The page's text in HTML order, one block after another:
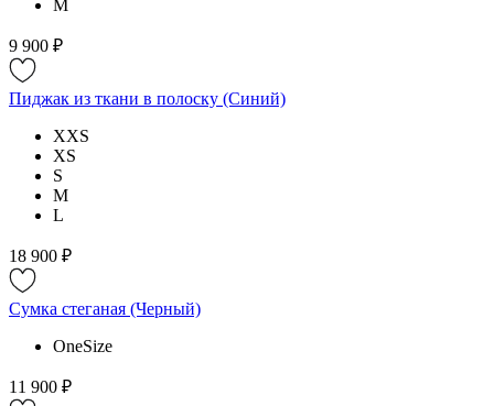
M
9 900 ₽
Пиджак из ткани в полоску (Синий)
XXS
XS
S
M
L
18 900 ₽
Сумка стеганая (Черный)
OneSize
11 900 ₽